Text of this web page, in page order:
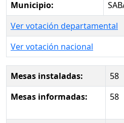
Municipio:
Ver votación departamental
Ver votación nacional
Mesas instaladas:
58
Mesas informadas:
58